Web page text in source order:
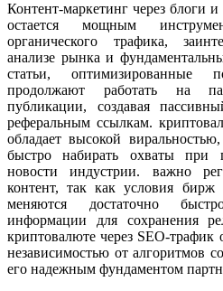
Контент-маркетинг через блоги
остается мощным
органического трафика,
анализе рынка и
статьи, оптимизированные
продолжают работать на
публикации, создавая
реферальным ссылкам.
обладает высокой
быстро набирать охваты
новости индустрии. важно
контент, так как условия бирж
меняются достаточно
информации для сохранения
криптовалюте через SEO-трафик
независимостью от алгоритмов
его надежным фундаментом